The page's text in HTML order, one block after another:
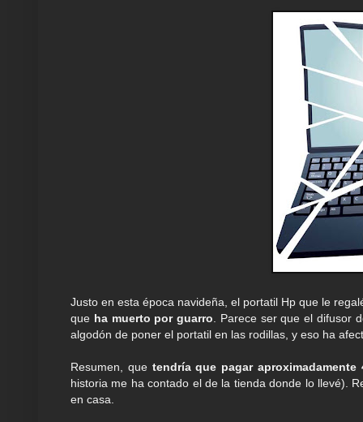
Justo en esta época navideña, el portatil Hp que le
que ha muerto por guarro . Parece ser que el difusor
algodón de poner el portatil en las rodillas, y eso ha
Resumen, que tendría que pagar aproximadamente
historia me ha contado el de la tienda donde lo llevé).
en casa.